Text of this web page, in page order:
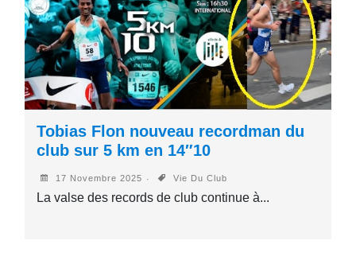
Tobias Flon nouveau recordman du
club sur 5 km en 14″10
17 Novembre 2025 Vie Du Club
La valse des records de club continue à...